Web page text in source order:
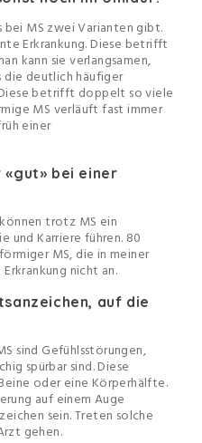
bei MS zwei Varianten gibt.
Erkrankung. Diese betrifft
kann sie verlangsamen,
die deutlich häufiger
betrifft doppelt so viele
MS verläuft fast immer
einer
«gut» bei einer
trotz MS ein
und Karriere führen. 80
MS, die in meiner
nicht an.
auf die
sind Gefühlsstörungen,
spürbar sind. Diese
oder eine Körperhälfte.
auf einem Auge
sein. Treten solche
gehen.